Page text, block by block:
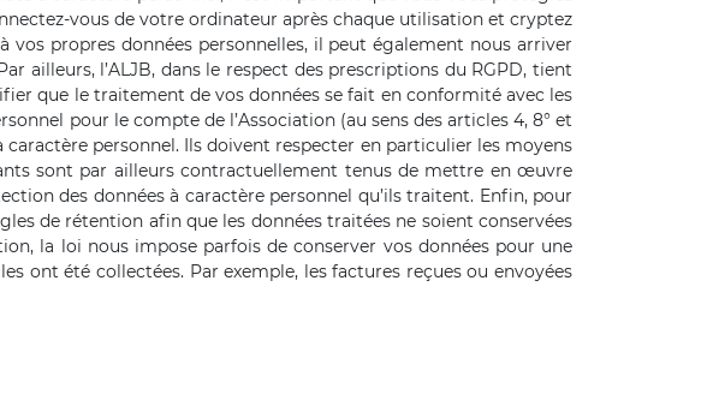
vous de votre ordinateur après chaque utilisation et cryptez
vos propres données personnelles, il peut également nous arriver
ailleurs, l’ALJB, dans le respect des prescriptions du RGPD, tient
que le traitement de vos données se fait en conformité avec les
pour le compte de l’Association (au sens des articles 4, 8° et
personnel. Ils doivent respecter en particulier les moyens
sont par ailleurs contractuellement tenus de mettre en œuvre
des données à caractère personnel qu’ils traitent. Enfin, pour
de rétention afin que les données traitées ne soient conservées
la loi nous impose parfois de conserver vos données pour une
ont été collectées. Par exemple, les factures reçues ou envoyées